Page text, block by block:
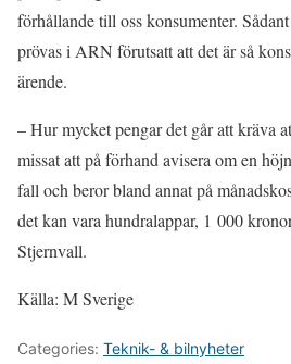
förhållande till oss konsumenter.
prövas i ARN förutsatt att det är så
ärende.
– Hur mycket pengar det går att kräva
missat att på förhand avisera om en
fall och beror bland annat på
det kan vara hundralappar, 1 000
Stjernvall.
Källa: M Sverige
Categories: Teknik- & bilnyheter